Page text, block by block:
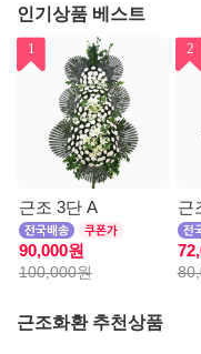
인기상품 베스트
1
근조 3단 A
90,000원
100,000원
2
근
근조화환 추천상품